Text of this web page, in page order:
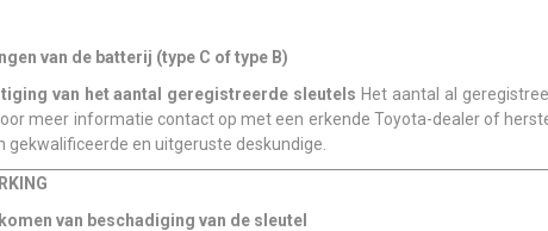
van de batterij (type C of type B)
van het aantal geregistreerde sleutels Het aantal al
meer informatie contact op met een erkende Toyota-dealer of
gekwalificeerde en uitgeruste deskundige.
van beschadiging van de sleutel